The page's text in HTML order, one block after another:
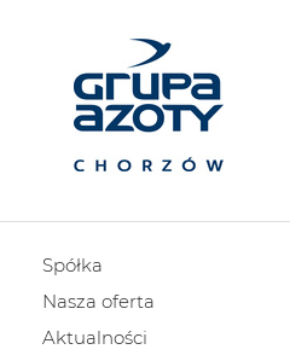
Spółka
Nasza oferta
Aktualności